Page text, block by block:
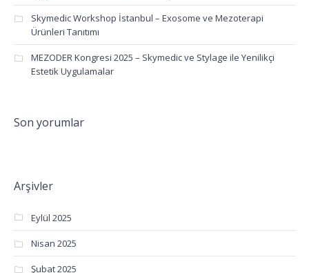
Skymedic Workshop İstanbul – Exosome ve Mezoterapi
Ürünleri Tanıtımı
MEZODER Kongresi 2025 – Skymedic ve Stylage ile Yenilikçi
Estetik Uygulamalar
Son yorumlar
Arşivler
Eylül 2025
Nisan 2025
Şubat 2025